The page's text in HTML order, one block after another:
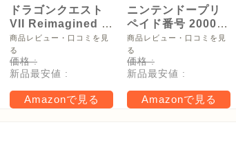
ドラゴンクエスト
VII Reimagined -
Switch2
商品レビュー・口コミを見
る
価格 :
新品最安値 :
Amazonで見る
ニンテンドープリ
ペイド番号 2000
円|オンラインコー
ド版
商品レビュー・口コミを見
る
価格 :
新品最安値 :
Amazonで見る